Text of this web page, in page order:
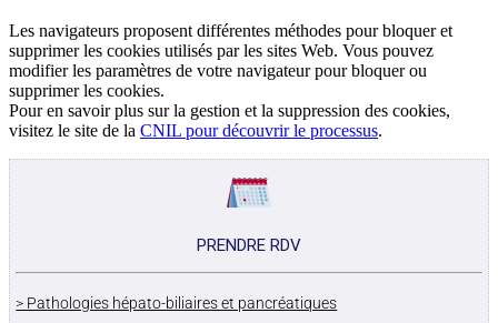
Les navigateurs proposent différentes méthodes pour bloquer et
supprimer les cookies utilisés par les sites Web. Vous pouvez
modifier les paramètres de votre navigateur pour bloquer ou
supprimer les cookies.
Pour en savoir plus sur la gestion et la suppression des cookies,
visitez le site de la CNIL pour découvrir le processus.
PRENDRE RDV
> Pathologies hépato-biliaires et pancréatiques